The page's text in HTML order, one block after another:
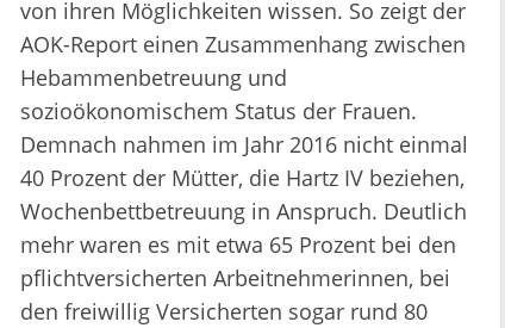
von ihren Möglichkeiten wissen. So zeigt der
AOK-Report einen Zusammenhang zwischen
Hebammenbetreuung und
sozioökonomischem Status der Frauen.
Demnach nahmen im Jahr 2016 nicht einmal
40 Prozent der Mütter, die Hartz IV beziehen,
Wochenbettbetreuung in Anspruch. Deutlich
mehr waren es mit etwa 65 Prozent bei den
pflichtversicherten Arbeitnehmerinnen, bei
den freiwillig Versicherten sogar rund 80